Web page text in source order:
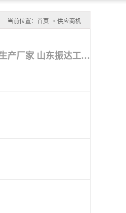
当前位置： 首页 -> 供应商机
佛山矿用声光组合信号器 矿用声光组合信号器生产厂家 山东振达工矿设备有限公司